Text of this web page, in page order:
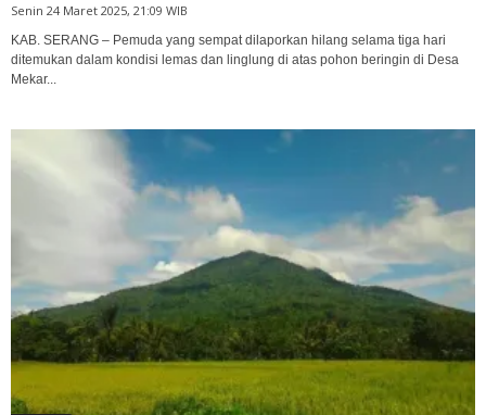
Senin 24 Maret 2025, 21:09 WIB
KAB. SERANG – Pemuda yang sempat dilaporkan hilang selama tiga hari
ditemukan dalam kondisi lemas dan linglung di atas pohon beringin di Desa
Mekar...